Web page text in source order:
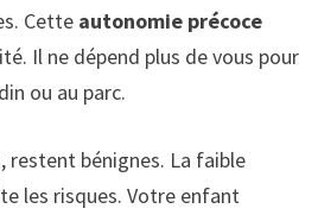
Cette autonomie précoce
Il ne dépend plus de vous pour
ou au parc.
restent bénignes. La faible
les risques. Votre enfant